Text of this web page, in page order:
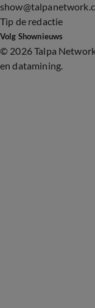
Tip de redactie
Volg Shownieuws
© 2026 Talpa
en datamining.